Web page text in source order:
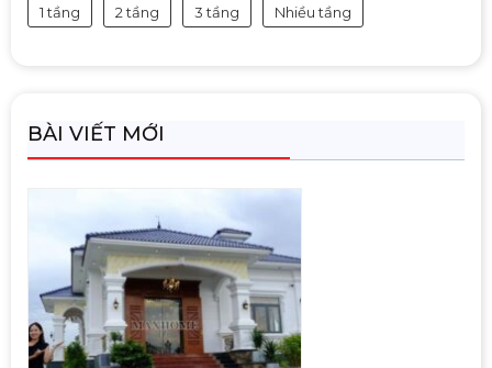
1 tầng 2 tầng 3 tầng Nhiều tầng
BÀI VIẾT MỚI